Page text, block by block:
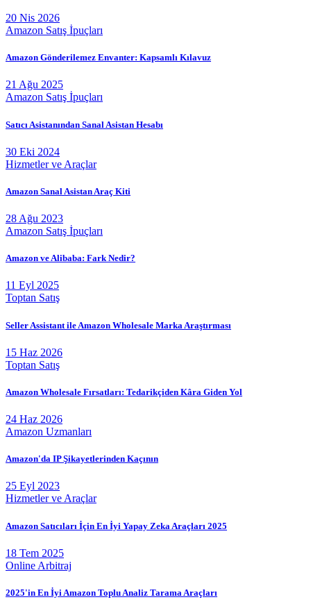
20 Nis 2026
Amazon Satış İpuçları
Amazon Gönderilemez Envanter: Kapsamlı Kılavuz
21 Ağu 2025
Amazon Satış İpuçları
Satıcı Asistanından Sanal Asistan Hesabı
30 Eki 2024
Hizmetler ve Araçlar
Amazon Sanal Asistan Araç Kiti
28 Ağu 2023
Amazon Satış İpuçları
Amazon ve Alibaba: Fark Nedir?
11 Eyl 2025
Toptan Satış
Seller Assistant ile Amazon Wholesale Marka Araştırması
15 Haz 2026
Toptan Satış
Amazon Wholesale Fırsatları: Tedarikçiden Kâra Giden Yol
24 Haz 2026
Amazon Uzmanları
Amazon'da IP Şikayetlerinden Kaçının
25 Eyl 2023
Hizmetler ve Araçlar
Amazon Satıcıları İçin En İyi Yapay Zeka Araçları 2025
18 Tem 2025
Online Arbitraj
2025'in En İyi Amazon Toplu Analiz Tarama Araçları